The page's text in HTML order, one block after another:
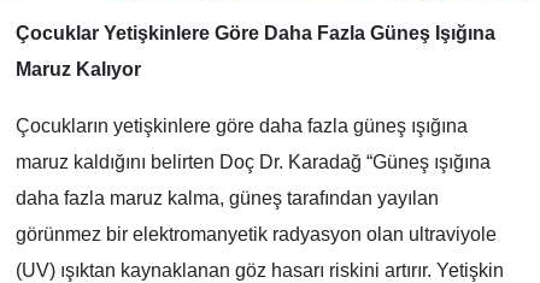
Çocuklar Yetişkinlere Göre Daha Fazla Güneş Işığına
Maruz Kalıyor
Çocukların yetişkinlere göre daha fazla güneş ışığına
maruz kaldığını belirten Doç Dr. Karadağ “Güneş ışığına
daha fazla maruz kalma, güneş tarafından yayılan
görünmez bir elektromanyetik radyasyon olan ultraviyole
(UV) ışıktan kaynaklanan göz hasarı riskini artırır. Yetişkin